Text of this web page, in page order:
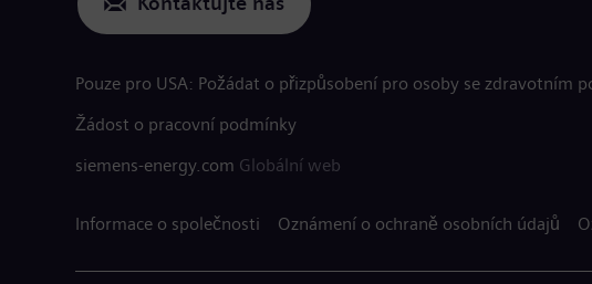
Pouze pro USA: Požádat o přizpůsobení pro osoby se zdravotním
Žádost o pracovní podmínky
siemens-energy.com Globální web
Informace o společnosti Oznámení o ochraně osobních údajů